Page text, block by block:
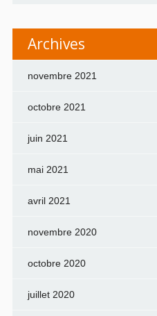
Archives
novembre 2021
octobre 2021
juin 2021
mai 2021
avril 2021
novembre 2020
octobre 2020
juillet 2020